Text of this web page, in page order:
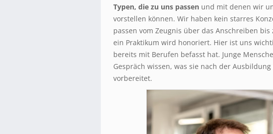
Typen, die zu uns passen und mit denen wir
vorstellen können. Wir haben kein starres
passen vom Zeugnis über das Anschreiben
ein Praktikum wird honoriert. Hier ist uns
bereits mit Berufen befasst hat. Junge
Gespräch wissen, was sie nach der
vorbereitet.